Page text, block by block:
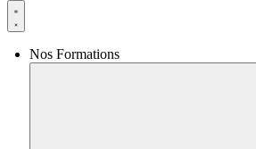
Nos Formations